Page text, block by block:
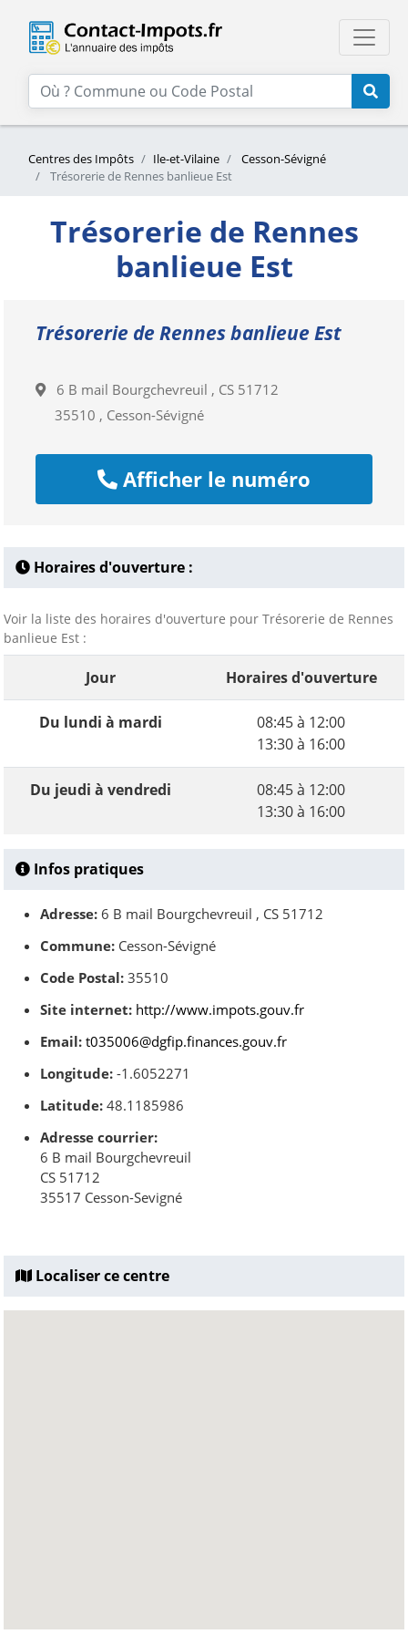
Centres des Impôts Ile-et-Vilaine
Cesson-Sévigné
Trésorerie de Rennes banlieue Est
Trésorerie de Rennes
banlieue Est
Trésorerie de Rennes banlieue Est
6 B mail Bourgchevreuil , CS 51712
35510 , Cesson-Sévigné
Afficher le numéro
Horaires d'ouverture :
Voir la liste des horaires d'ouverture pour Trésorerie de Rennes
banlieue Est :
Jour Horaires d'ouverture
Du lundi à mardi
08:45 à 12:00
13:30 à 16:00
Du jeudi à vendredi
08:45 à 12:00
13:30 à 16:00
Infos pratiques
Adresse: 6 B mail Bourgchevreuil , CS 51712
Commune: Cesson-Sévigné
Code Postal: 35510
Site internet: http://www.impots.gouv.fr
Email: t035006@dgfip.finances.gouv.fr
Longitude: -1.6052271
Latitude: 48.1185986
Adresse courrier:
6 B mail Bourgchevreuil
CS 51712
35517 Cesson-Sevigné
Localiser ce centre